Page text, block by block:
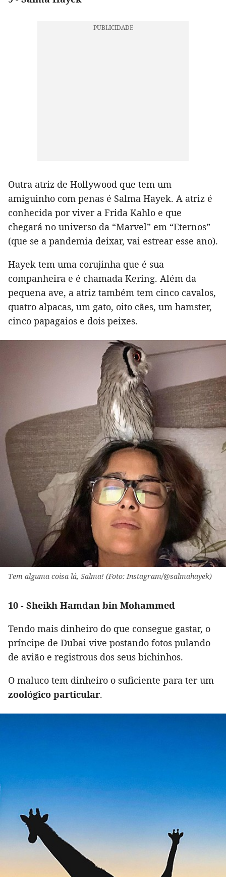
Outra atriz de Hollywood que tem um
amiguinho com penas é Salma Hayek. A atriz é
conhecida por viver a Frida Kahlo e que
chegará no universo da “Marvel” em “Eternos”
(que se a pandemia deixar, vai estrear esse ano).
Hayek tem uma corujinha que é sua
companheira e é chamada Kering. Além da
pequena ave, a atriz também tem cinco cavalos,
quatro alpacas, um gato, oito cães, um hamster,
cinco papagaios e dois peixes.
Tem alguma coisa lá, Salma! (Foto: Instagram/@salmahayek)
10 - Sheikh Hamdan bin Mohammed
Tendo mais dinheiro do que consegue gastar, o
príncipe de Dubai vive postando fotos pulando
de avião e registrous dos seus bichinhos.
O maluco tem dinheiro o suficiente para ter um
zoológico particular.